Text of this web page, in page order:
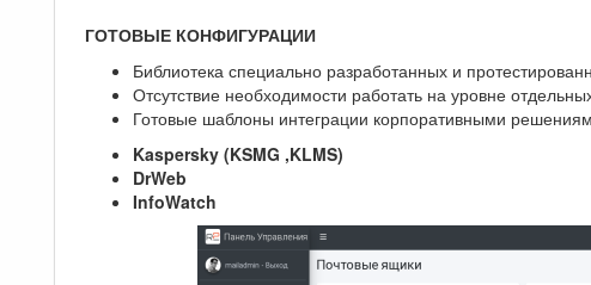
ГОТОВЫЕ КОНФИГУРАЦИИ
Библиотека специально разработанных и
Отсутствие необходимости работать на уровне
Готовые шаблоны интеграции корпоративными
Kaspersky (KSMG ,KLMS)
DrWeb
InfoWatch